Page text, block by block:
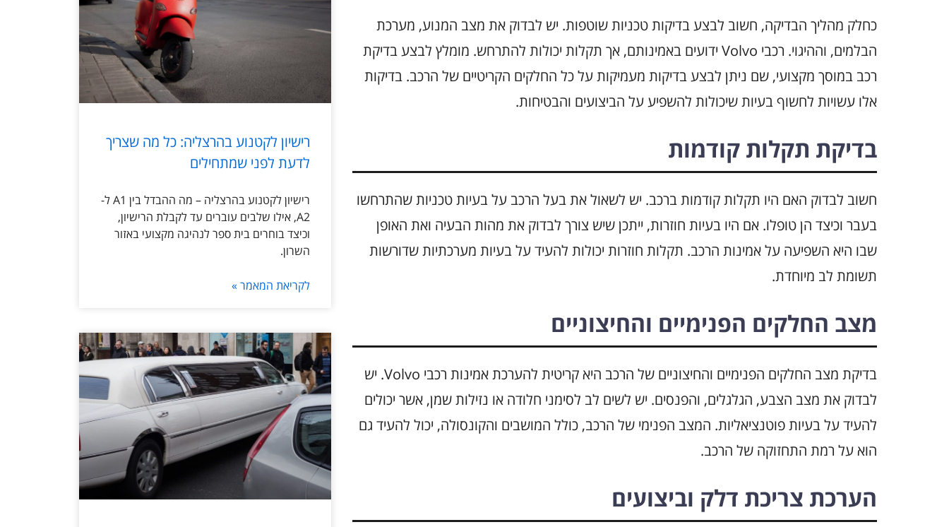
כחלק מהליך הבדיקה, חשוב לבצע בדיקות טכניות שוטפות. יש לבדוק את מצב המנוע, מערכת
הבלמים, וההיגוי. רכבי Volvo ידועים באמינותם, אך תקלות יכולות להתרחש. מומלץ לבצע בדיקת
רכב במוסך מקצועי, שם ניתן לבצע בדיקות מעמיקות על כל החלקים הקריטיים של הרכב. בדיקות
אלו עשויות לחשוף בעיות שיכולות להשפיע על הביצועים והבטיחות.
בדיקת תקלות קודמות
חשוב לבדוק האם היו תקלות קודמות ברכב. יש לשאול את בעל הרכב על בעיות טכניות שהתרחשו
בעבר וכיצד הן טופלו. אם היו בעיות חוזרות, ייתכן שיש צורך לבדוק את מהות הבעיה ואת האופן
שבו היא השפיעה על אמינות הרכב. תקלות חוזרות יכולות להעיד על בעיות מערכתיות שדורשות
תשומת לב מיוחדת.
מצב החלקים הפנימיים והחיצוניים
בדיקת מצב החלקים הפנימיים והחיצוניים של הרכב היא קריטית להערכת אמינות רכבי Volvo. יש
לבדוק את מצב הצבע, הגלגלים, והפנסים. יש לשים לב לסימני חלודה או נזילות שמן, אשר יכולים
להעיד על בעיות פוטנציאליות. המצב הפנימי של הרכב, כולל המושבים והקונסולה, יכול להעיד גם
הוא על רמת התחזוקה של הרכב.
הערכת צריכת דלק וביצועים
רישיון לקטנוע בהרצליה: כל מה שצריך
לדעת לפני שמתחילים
רישיון לקטנוע בהרצליה – מה ההבדל בין A1 ל-
A2, אילו שלבים עוברים עד לקבלת הרישיון,
וכיצד בוחרים בית ספר לנהיגה מקצועי באזור
השרון.
לקריאת המאמר »